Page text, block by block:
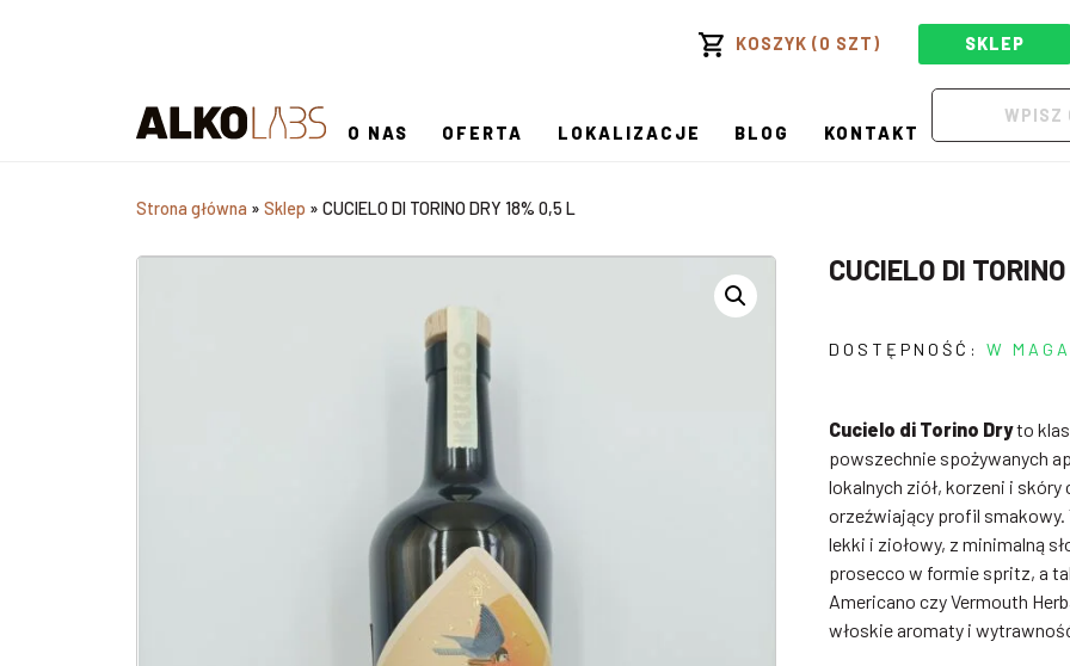
KOSZYK (0 SZT) SKLEP
O NAS OFERTA LOKALIZACJE BLOG KONTAKT
Strona główna » Sklep » CUCIELO DI TORINO DRY 18% 0,5 L
CUCIELO DI
DOSTĘPNOŚĆ:W
Cucielo di Torino Dryto
powszechnie spożywanych
lokalnych ziół, korzeni i
orzeźwiający profil smakowy.
lekki i ziołowy, z minimalną
prosecco w formie spritz, a
Americano czy Vermouth
włoskie aromaty i